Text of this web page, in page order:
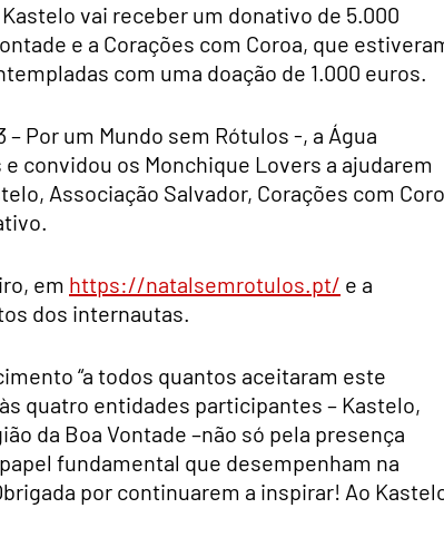
vai receber um donativo de 5.000
e a Corações com Coroa, que
com uma doação de 1.000 euros.
Por um Mundo sem Rótulos -, a Água
convidou os Monchique Lovers a ajudarem
Associação Salvador, Corações com
em https://natalsemrotulos.pt/ e a
dos internautas.
“a todos quantos aceitaram este
quatro entidades participantes – Kastelo,
da Boa Vontade –não só pela presença
fundamental que desempenham na
por continuarem a inspirar! Ao